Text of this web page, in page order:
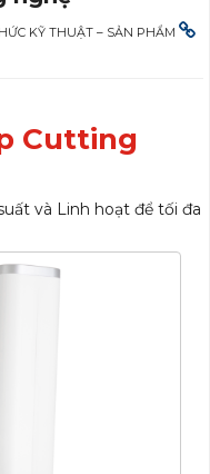
KỸ THUẬT – SẢN PHẨM
Cutting
và Linh hoạt để tối đa